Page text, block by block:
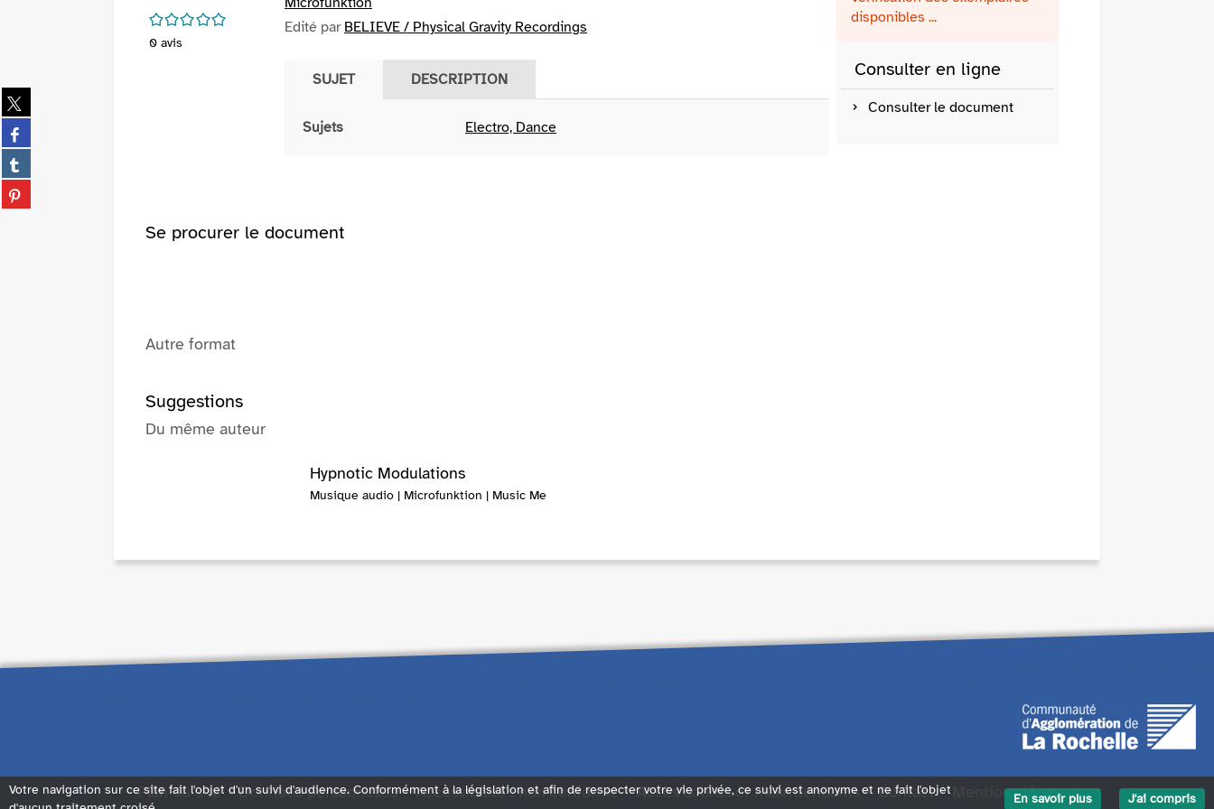
Partager
sur
twitter
(Nouvelle
fenêtre)
Partager
sur
facebook
(Nouvelle
fenêtre)
Partager
sur
tumblr
Partager
sur
/5
0 avis
Edité par BELIEVE / Physical Gravity Recordings
SUJET DESCRIPTION
Sujets Electro, Dance
disponibles ...
Consulter en ligne
Consulter le document
Se procurer le document
Autre format
Suggestions
Du même auteur
Hypnotic Modulations
Musique audio | Microfunktion | Music Me
Plan du site Données personnelles Accessibilité : non conforme Accès sourds et malentendants Contact Mentions légales
Votre navigation sur ce site fait l'objet d'un suivi d'audience. Conformément à la législation et afin de respecter votre vie privée, ce suivi est anonyme et ne fait l'objet
En savoir plus J'ai compris